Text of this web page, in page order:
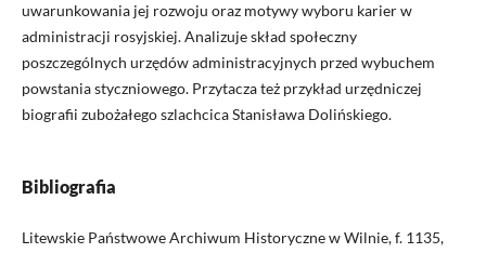
uwarunkowania jej rozwoju oraz motywy wyboru karier w
administracji rosyjskiej. Analizuje skład społeczny
poszczególnych urzędów administracyjnych przed wybuchem
powstania styczniowego. Przytacza też przykład urzędniczej
biografii zubożałego szlachcica Stanisława Dolińskiego.
Bibliografia
Litewskie Państwowe Archiwum Historyczne w Wilnie, f. 1135,